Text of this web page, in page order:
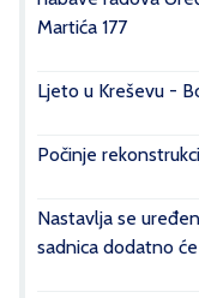
Martića 177
Ljeto u Kreševu -
Počinje
Nastavlja se
sadnica dodatno